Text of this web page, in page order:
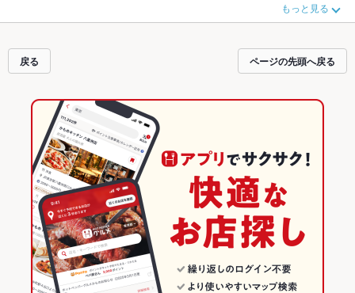
ださい。ホットペッパーグルメなら、お得なクーポンはもちろん、こだわりメ
ニューからあげ、お茶漬け、シチューや季節のおすすめ料理など、お店の最新
お店も拡大中です。友達どうしの飲み会にも、会社の宴会にも、デートやパー
ティーにもお得に便利にホットペッパーグルメをご利用ください。
もっと見る
戻る ページの先頭へ戻る